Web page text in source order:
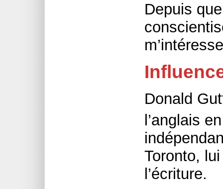
Depuis
Donald
l’anglais
Toronto,
l’écriture.